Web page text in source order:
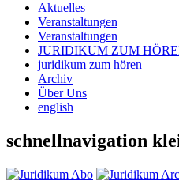
Aktuelles
Veranstaltungen
Veranstaltungen
JURIDIKUM ZUM
juridikum zum hören
Archiv
Über Uns
english
schnellnavigation